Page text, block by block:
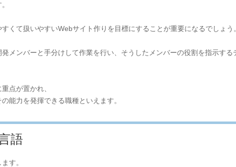
くて扱いやすいWebサイト作りを目標にすることが重要になるでしょう。
メンバーと手分けして作業を行い、そうしたメンバーの役割を指示する
点が置かれ、
能力を発揮できる職種といえます。
語
す。